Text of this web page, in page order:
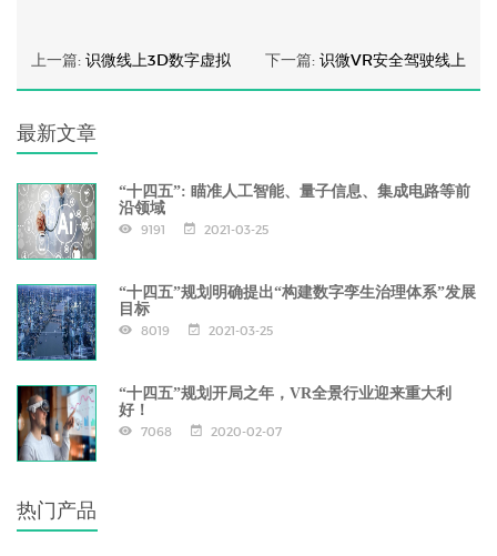
上一篇: 识微线上3D数字虚拟 下一篇: 识微VR安全驾驶线上
最新文章
“十四五”: 瞄准人工智能、量子信息、集成电路等前
沿领域
9191 2021-03-25
“十四五”规划明确提出“构建数字孪生治理体系”发展
目标
8019 2021-03-25
“十四五”规划开局之年，VR全景行业迎来重大利
好！
7068 2020-02-07
热门产品